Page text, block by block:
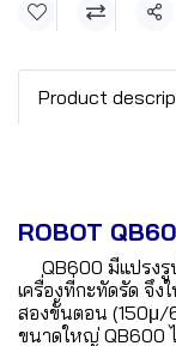
แชร์
Product
ROBOT
QB600 มีแปรงรู
เครื่องที่กะทัดรัด จึ
สองขั้นตอน (150μ/
ขนาดใหญ่ QB600